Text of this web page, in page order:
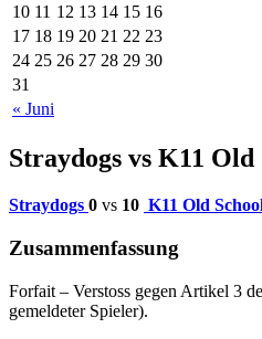
« Juni
10 11 12 13 14 15 16
17 18 19 20 21 22 23
24 25 26 27 28 29 30
31
Straydogs vs K11 Old
Straydogs 0 vs 10 K11 Old
Zusammenfassung
Forfait – Verstoss gegen Artikel 3
gemeldeter Spieler).